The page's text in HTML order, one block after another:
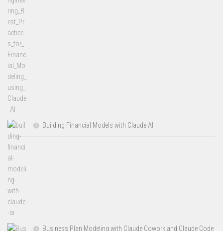
Building Financial Models with Claude AI
Business Plan Modeling with Claude Cowork and Claude Code